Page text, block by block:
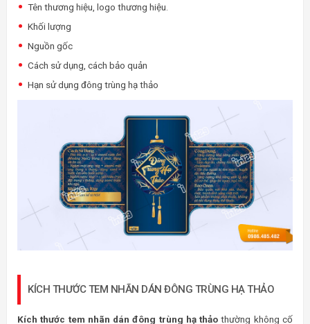
Tên thương hiệu, logo thương hiệu.
Khối lượng
Nguồn gốc
Cách sử dụng, cách bảo quản
Hạn sử dụng đông trùng hạ thảo
KÍCH THƯỚC TEM NHÃN DÁN ĐÔNG TRÙNG HẠ THẢO
Kích thước tem nhãn dán đông trùng hạ thảo thường không cố